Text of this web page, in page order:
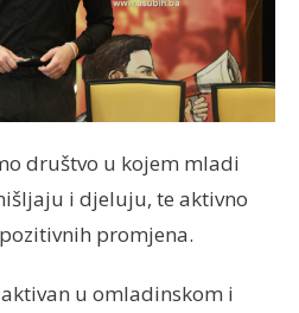
društvo u kojem mladi
i djeluju, te aktivno
promjena.
u omladinskom i